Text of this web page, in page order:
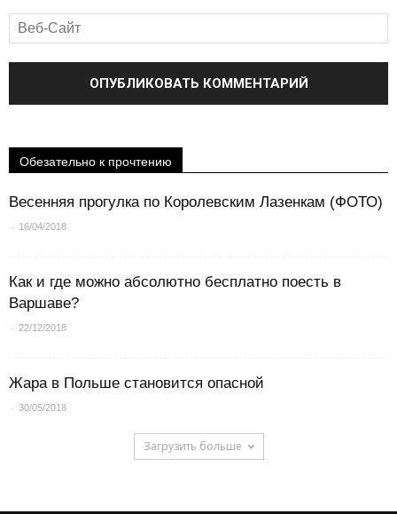
Обезательно к прочтению
Весенняя прогулка по Королевским Лазенкам (ФОТО)
- 16/04/2018
Как и где можно абсолютно бесплатно поесть в
Варшаве?
- 22/12/2018
Жара в Польше становится опасной
- 30/05/2018
Загрузить больше